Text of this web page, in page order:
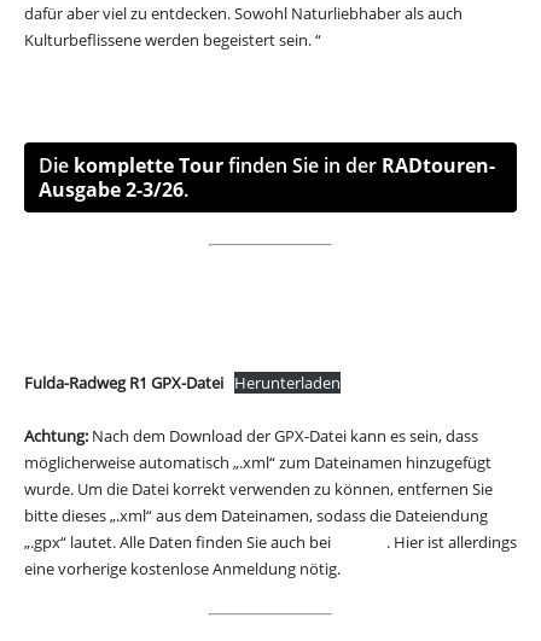
dafür aber viel zu entdecken. Sowohl Naturliebhaber als auch
Kulturbeflissene werden begeistert sein. “
Die komplette Tourfinden Sie in der RADtouren-
Ausgabe 2-3/26.
Fulda-Radweg R1 GPX-Datei Herunterladen
Achtung: Nach dem Download der GPX-Datei kann es sein, dass
möglicherweise automatisch „.xml“ zum Dateinamen hinzugefügt
wurde. Um die Datei korrekt verwenden zu können, entfernen Sie
bitte dieses „.xml“ aus dem Dateinamen, sodass die Dateiendung
„.gpx“ lautet. Alle Daten finden Sie auch bei
. Hier ist allerdings
eine vorherige kostenlose Anmeldung nötig.